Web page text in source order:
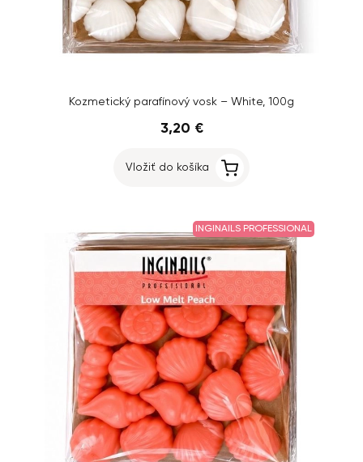
Kozmetický parafínový vosk – White, 100g
3,20 €
Vložiť do košíka
INGINAILS PROFESSIONAL